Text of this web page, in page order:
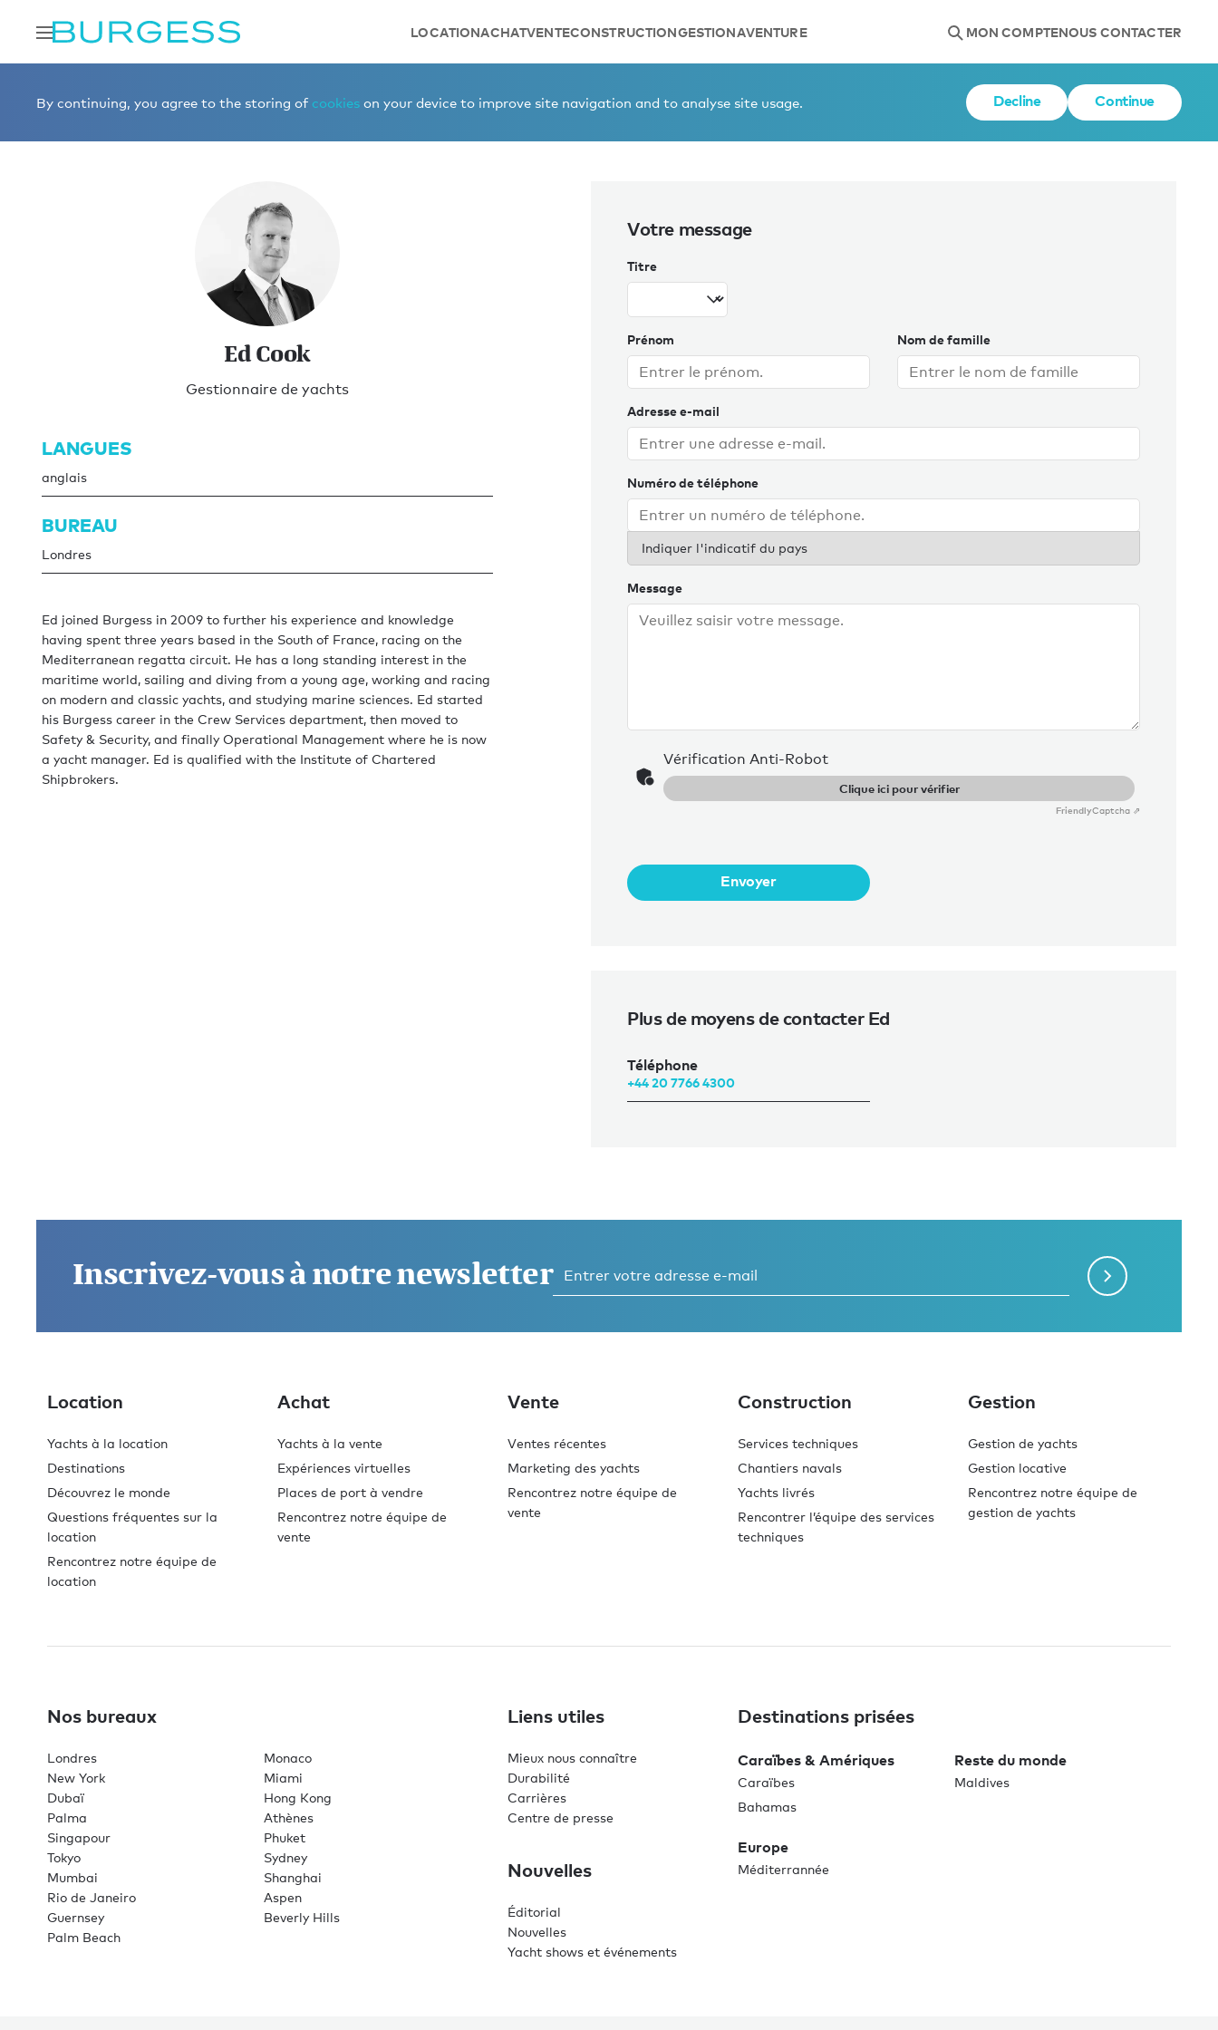
LOCATIONACHATVENTECONSTRUCTIONGESTIONAVENTURE MON COMPTENOUS CONTACTER
By continuing, you agree to the storing of cookies on your device to improve site navigation and to analyse site usage. Decline Continue
Ed Cook
Gestionnaire de yachts
LANGUES
anglais
BUREAU
Londres
Ed joined Burgess in 2009 to further his experience and knowledge
having spent three years based in the South of France, racing on the
Mediterranean regatta circuit. He has a long standing interest in the
maritime world, sailing and diving from a young age, working and racing
on modern and classic yachts, and studying marine sciences. Ed started
his Burgess career in the Crew Services department, then moved to
Safety & Security, and finally Operational Management where he is now
a yacht manager. Ed is qualified with the Institute of Chartered
Shipbrokers.
Votre message
Titre
Prénom Nom de famille
Adresse e-mail
Numéro de téléphone
Indiquer l'indicatif du pays
Message
Vérification Anti-Robot
Clique ici pour vérifier
FriendlyCaptcha ⇗
Envoyer
Plus de moyens de contacter Ed
Téléphone
+44 20 7766 4300
Inscrivez-vous à notre newsletter
Location
Yachts à la location
Destinations
Découvrez le monde
Questions fréquentes sur la
location
Rencontrez notre équipe de
location
Achat
Yachts à la vente
Expériences virtuelles
Places de port à vendre
Rencontrez notre équipe de
vente
Vente
Ventes récentes
Marketing des yachts
Rencontrez notre équipe de
vente
Construction
Services techniques
Chantiers navals
Yachts livrés
Rencontrer l’équipe des services
techniques
Gestion
Gestion de yachts
Gestion locative
Rencontrez notre équipe de
gestion de yachts
Nos bureaux
Londres
Monaco
New York
Miami
Dubaï
Hong Kong
Palma
Athènes
Singapour
Phuket
Tokyo
Sydney
Mumbai
Shanghai
Rio de Janeiro
Aspen
Guernsey
Beverly Hills
Palm Beach
Liens utiles
Mieux nous connaître
Durabilité
Carrières
Centre de presse
Nouvelles
Éditorial
Nouvelles
Yacht shows et événements
Destinations prisées
Caraïbes & Amériques
Caraïbes
Bahamas
Reste du monde
Maldives
Europe
Méditerrannée